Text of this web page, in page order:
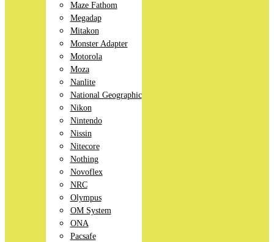
Maze Fathom
Megadap
Mitakon
Monster Adapter
Motorola
Moza
Nanlite
National Geographic
Nikon
Nintendo
Nissin
Nitecore
Nothing
Novoflex
NRC
Olympus
OM System
ONA
Pacsafe